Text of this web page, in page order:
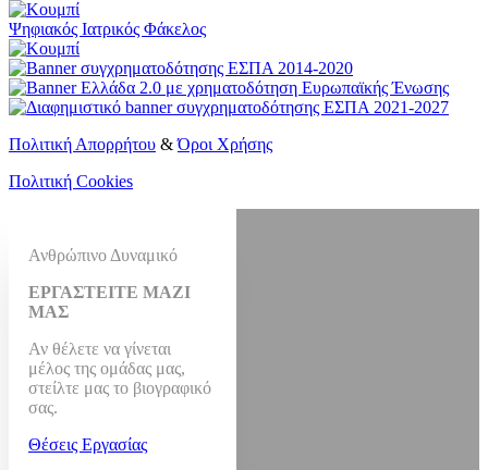
Ψηφιακός Ιατρικός Φάκελος
Πολιτική Απορρήτου &Όροι Χρήσης
Πολιτική Cookies
Ανθρώπινο Δυναμικό
ΕΡΓΑΣΤΕΙΤΕ ΜΑΖΙ
ΜΑΣ
Αν θέλετε να γίνεται
μέλος της ομάδας μας,
στείλτε μας το βιογραφικό
σας.
Θέσεις Εργασίας